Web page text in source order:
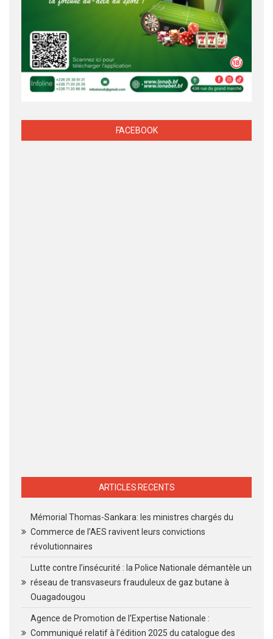
FACEBOOK
ARTICLES RECENTS
Mémorial Thomas-Sankara: les ministres chargés du
Commerce de l’AES ravivent leurs convictions
révolutionnaires
Lutte contre l’insécurité : la Police Nationale démantèle un
réseau de transvaseurs frauduleux de gaz butane à
Ouagadougou
Agence de Promotion de l’Expertise Nationale :
Communiqué relatif à l’édition 2025 du catalogue des